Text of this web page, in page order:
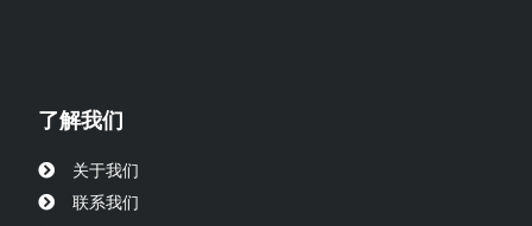
了解我们
关于我们
联系我们